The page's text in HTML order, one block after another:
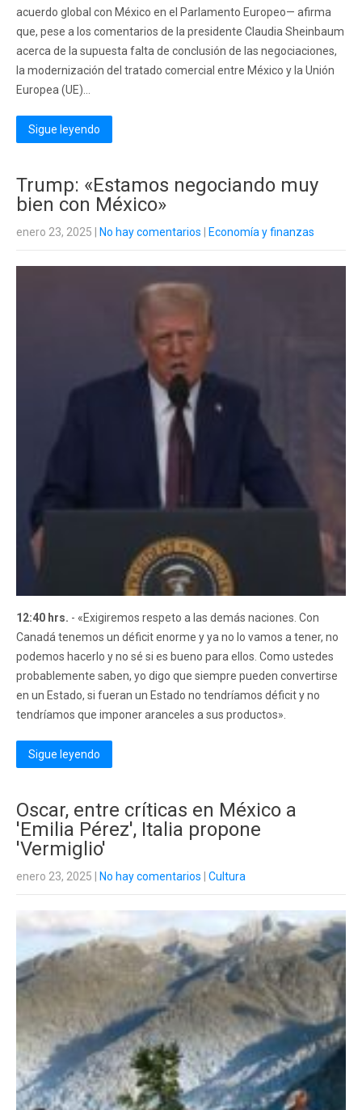
acuerdo global con México en el Parlamento Europeo— afirma
que, pese a los comentarios de la presidente Claudia Sheinbaum
acerca de la supuesta falta de conclusión de las negociaciones,
la modernización del tratado comercial entre México y la Unión
Europea (UE)...
Sigue leyendo
Trump: «Estamos negociando muy
bien con México»
enero 23, 2025 No hay comentarios Economía y finanzas
12:40 hrs. - «Exigiremos respeto a las demás naciones. Con
Canadá tenemos un déficit enorme y ya no lo vamos a tener, no
podemos hacerlo y no sé si es bueno para ellos. Como ustedes
probablemente saben, yo digo que siempre pueden convertirse
en un Estado, si fueran un Estado no tendríamos déficit y no
tendríamos que imponer aranceles a sus productos».
Sigue leyendo
Oscar, entre críticas en México a
'Emilia Pérez', Italia propone
'Vermiglio'
enero 23, 2025 No hay comentarios Cultura